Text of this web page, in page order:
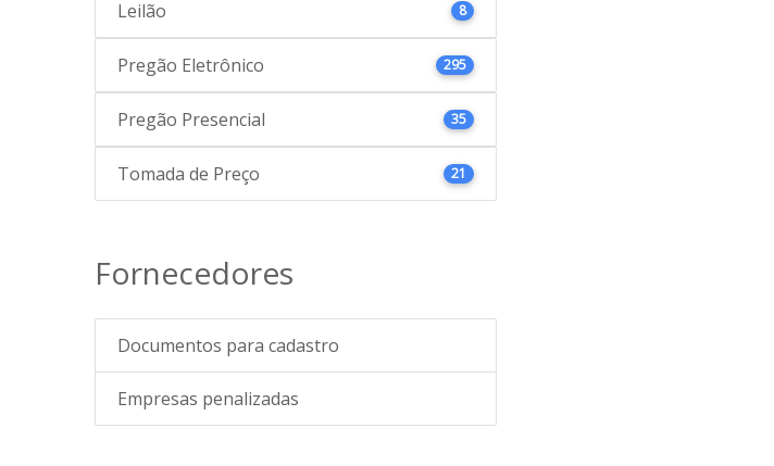
Leilão 8
Pregão Eletrônico 295
Pregão Presencial 35
Tomada de Preço 21
Fornecedores
Documentos para cadastro
Empresas penalizadas